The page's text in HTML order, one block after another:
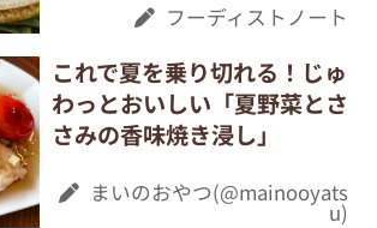
フーディストノート
これで夏を乗り切れる！じゅ
わっとおいしい「夏野菜とさ
さみの香味焼き浸し」
まいのおやつ(@mainooyats
u)